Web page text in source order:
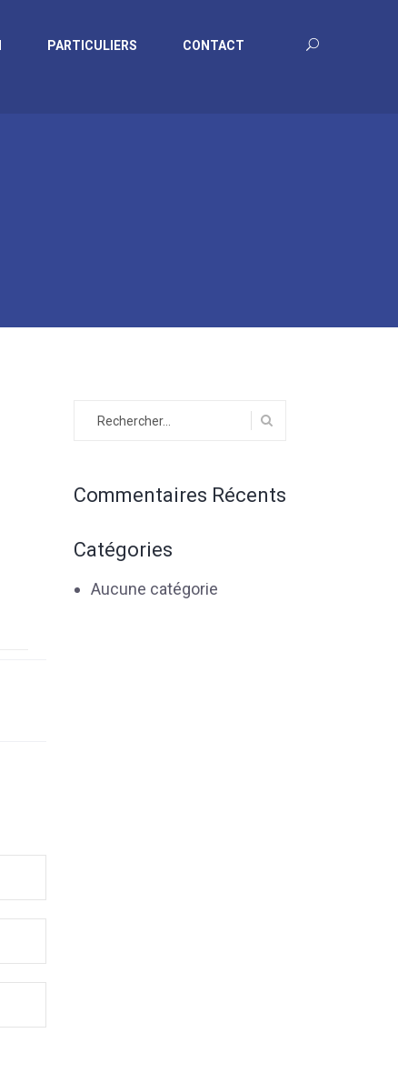
PARTICULIERS CONTACT
Commentaires Récents
Catégories
Aucune catégorie